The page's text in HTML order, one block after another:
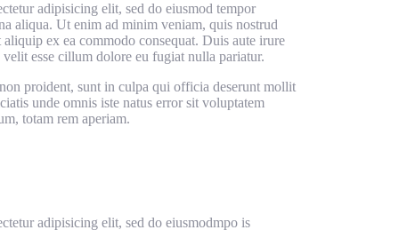
adipisicing elit, sed do eiusmod tempor
aliqua. Ut enim ad minim veniam, quis nostrud
ex ea commodo consequat. Duis aute irure
esse cillum dolore eu fugiat nulla pariatur.
proident, sunt in culpa qui officia deserunt mollit
unde omnis iste natus error sit voluptatem
totam rem aperiam.
adipisicing elit, sed do eiusmodmpo is